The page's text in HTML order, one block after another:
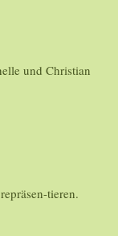
und Christian
tieren.